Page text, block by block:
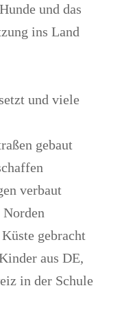
und das
ins Land
und viele
gebaut
verbaut
gebracht
aus DE,
in der Schule